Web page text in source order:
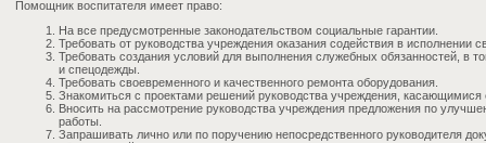
Помощник воспитателя имеет право:
На все предусмотренные законодательством социальные гарантии.
Требовать от руководства учреждения оказания содействия в исполнении
Требовать создания условий для выполнения служебных обязанностей, в
и спецодежды.
Требовать своевременного и качественного ремонта оборудования.
Знакомиться с проектами решений руководства учреждения, касающимися
Вносить на рассмотрение руководства учреждения предложения по
работы.
Запрашивать лично или по поручению непосредственного руководителя